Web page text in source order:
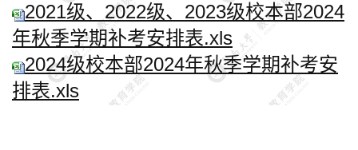
2021级、2022级、2023级校本部2024
年秋季学期补考安排表.xls
2024级校本部2024年秋季学期补考安
排表.xls